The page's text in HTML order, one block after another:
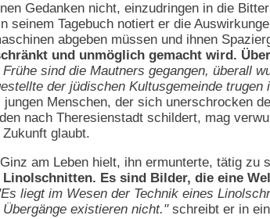
Gedanken nicht, einzudringen in die
seinem Tagebuch notiert er die
abgeben müssen und ihnen
und unmöglich gemacht wird.
sind die Mautners gegangen, überall
der jüdischen Kultusgemeinde trugen
Menschen, der sich unerschrocken
nach Theresienstadt schildert, mag
glaubt.
am Leben hielt, ihn ermunterte, tätig
Es sind Bilder, die eine
liegt im Wesen der Technik eines
existieren nicht."schreibt er in